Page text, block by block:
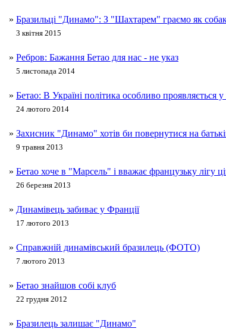
» Бразильці "Динамо": З "Шахтарем" граємо як
3 квітня 2015
» Ребров: Бажання Бетао для нас - не указ
5 листопада 2014
» Бетао: В Україні політика особливо
24 лютого 2014
» Захисник "Динамо" хотів би повернутися на
9 травня 2013
» Бетао хоче в "Марсель" і вважає французьку лігу
26 березня 2013
» Динамівець забиває у Франції
17 лютого 2013
» Справжній динамівський бразилець (ФОТО)
7 лютого 2013
» Бетао знайшов собі клуб
22 грудня 2012
» Бразилець залишає "Динамо"